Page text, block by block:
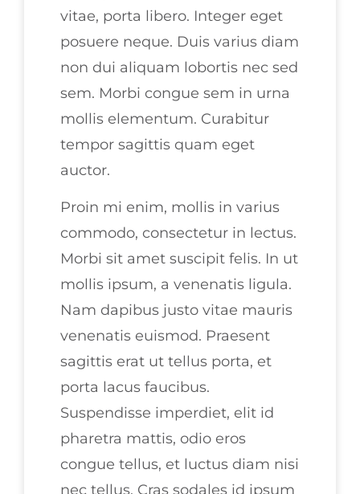
vitae, porta libero. Integer eget
posuere neque. Duis varius diam
non dui aliquam lobortis nec sed
sem. Morbi congue sem in urna
mollis elementum. Curabitur
tempor sagittis quam eget
auctor.
Proin mi enim, mollis in varius
commodo, consectetur in lectus.
Morbi sit amet suscipit felis. In ut
mollis ipsum, a venenatis ligula.
Nam dapibus justo vitae mauris
venenatis euismod. Praesent
sagittis erat ut tellus porta, et
porta lacus faucibus.
Suspendisse imperdiet, elit id
pharetra mattis, odio eros
congue tellus, et luctus diam nisi
nec tellus. Cras sodales id ipsum